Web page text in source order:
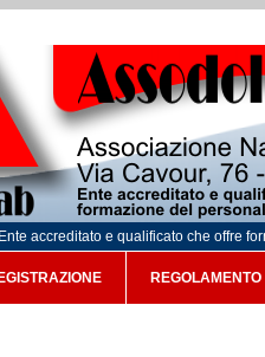
Ente accreditato e qualificato che offre
REGOLAMENTO